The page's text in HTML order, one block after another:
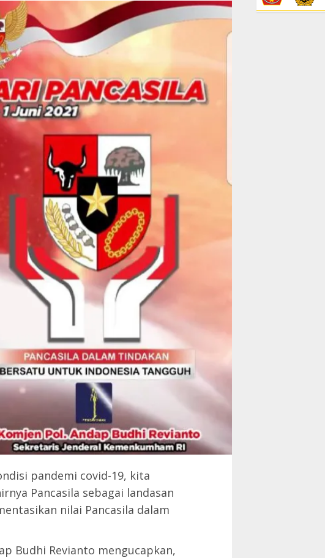
pandemi covid-19, kita
Pancasila sebagai landasan
nilai Pancasila dalam
Budhi Revianto mengucapkan,